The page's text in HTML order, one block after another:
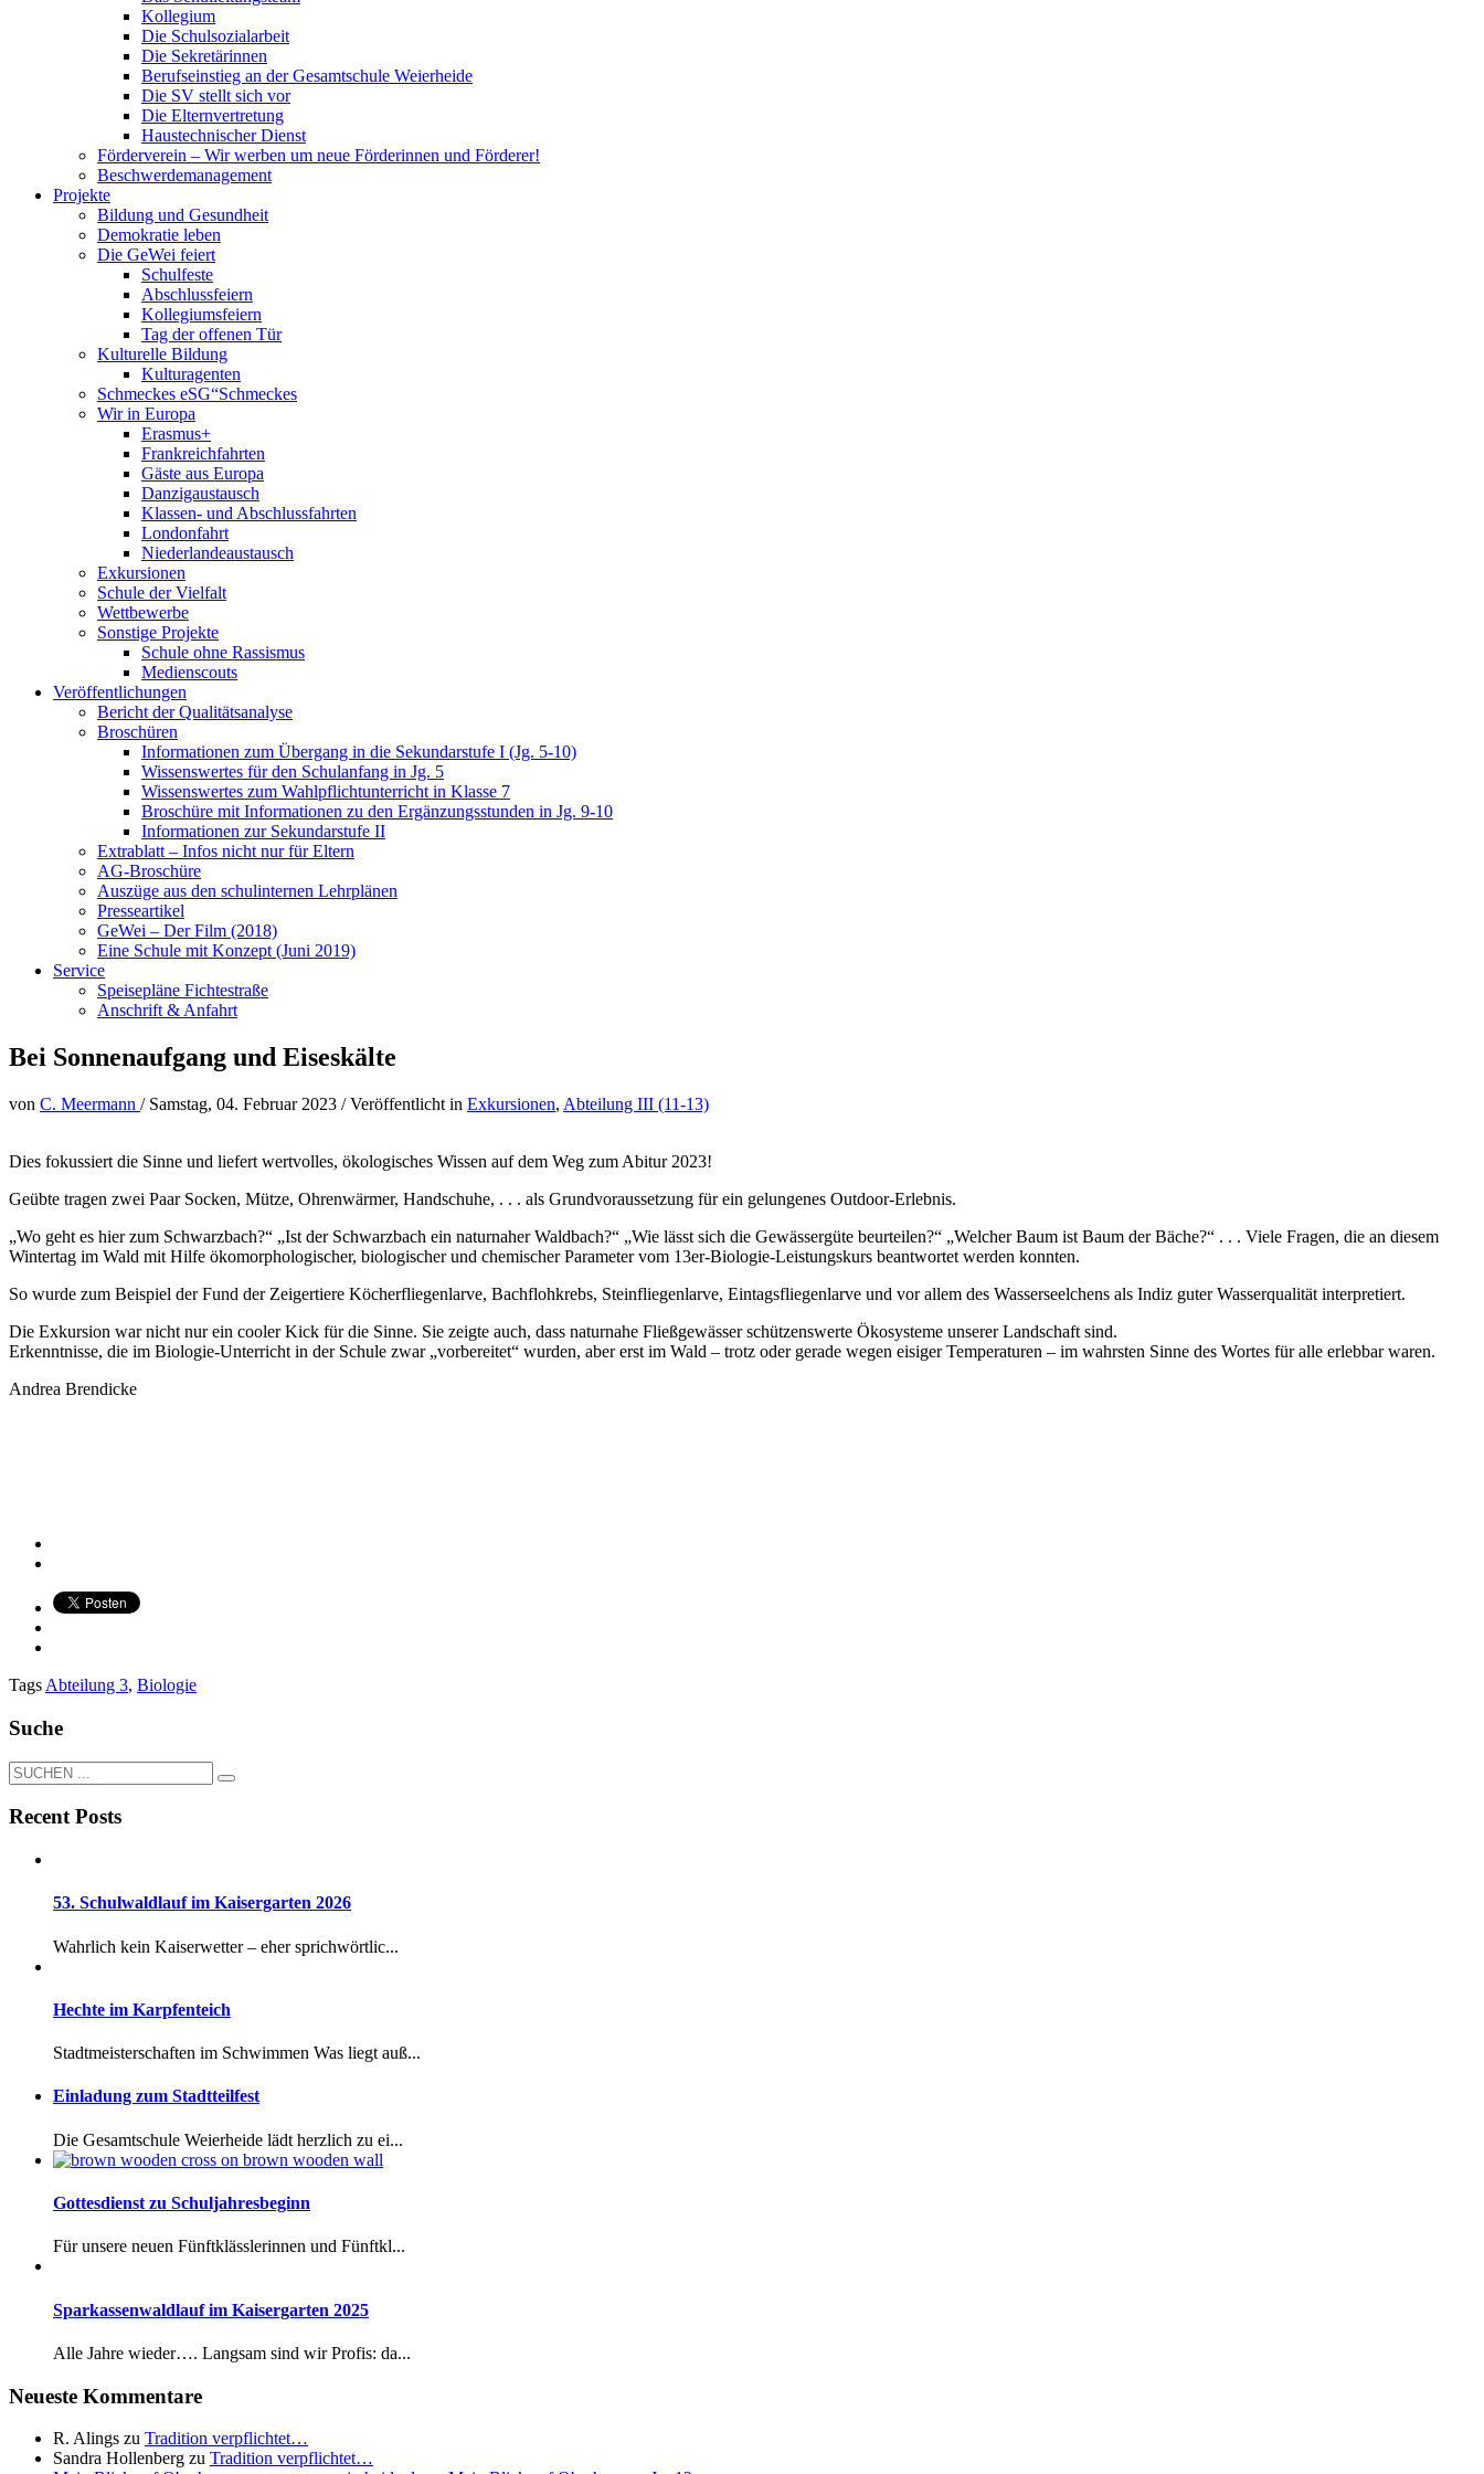
Kollegium
Die Schulsozialarbeit
Die Sekretärinnen
Berufseinstieg an der Gesamtschule Weierheide
Die SV stellt sich vor
Die Elternvertretung
Haustechnischer Dienst
Förderverein – Wir werben um neue Förderinnen und Förderer!
Beschwerdemanagement
Projekte
Bildung und Gesundheit
Demokratie leben
Die GeWei feiert
Schulfeste
Abschlussfeiern
Kollegiumsfeiern
Tag der offenen Tür
Kulturelle Bildung
Kulturagenten
Schmeckes eSG“Schmeckes
Wir in Europa
Erasmus+
Frankreichfahrten
Gäste aus Europa
Danzigaustausch
Klassen- und Abschlussfahrten
Londonfahrt
Niederlandeaustausch
Exkursionen
Schule der Vielfalt
Wettbewerbe
Sonstige Projekte
Schule ohne Rassismus
Medienscouts
Veröffentlichungen
Bericht der Qualitätsanalyse
Broschüren
Informationen zum Übergang in die Sekundarstufe I (Jg. 5-10)
Wissenswertes für den Schulanfang in Jg. 5
Wissenswertes zum Wahlpflichtunterricht in Klasse 7
Broschüre mit Informationen zu den Ergänzungsstunden in Jg. 9-10
Informationen zur Sekundarstufe II
Extrablatt – Infos nicht nur für Eltern
AG-Broschüre
Auszüge aus den schulinternen Lehrplänen
Presseartikel
GeWei – Der Film (2018)
Eine Schule mit Konzept (Juni 2019)
Service
Speisepläne Fichtestraße
Anschrift & Anfahrt
Bei Sonnenaufgang und Eiseskälte
von C. Meermann / Samstag, 04. Februar 2023 /Veröffentlicht in Exkursionen, Abteilung III (11-13)
Dies fokussiert die Sinne und liefert wertvolles, ökologisches Wissen auf dem Weg zum Abitur 2023!
Geübte tragen zwei Paar Socken, Mütze, Ohrenwärmer, Handschuhe, . . . als Grundvoraussetzung für ein gelungenes Outdoor-Erlebnis.
„Wo geht es hier zum Schwarzbach?“ „Ist der Schwarzbach ein naturnaher Waldbach?“ „Wie lässt sich die Gewässergüte beurteilen?“ „Welcher Baum ist Baum der Bäche?“ . . . Viele Fragen, die an diesem
Wintertag im Wald mit Hilfe ökomorphologischer, biologischer und chemischer Parameter vom 13er-Biologie-Leistungskurs beantwortet werden konnten.
So wurde zum Beispiel der Fund der Zeigertiere Köcherfliegenlarve, Bachflohkrebs, Steinfliegenlarve, Eintagsfliegenlarve und vor allem des Wasserseelchens als Indiz guter Wasserqualität interpretiert.
Die Exkursion war nicht nur ein cooler Kick für die Sinne. Sie zeigte auch, dass naturnahe Fließgewässer schützenswerte Ökosysteme unserer Landschaft sind.
Erkenntnisse, die im Biologie-Unterricht in der Schule zwar „vorbereitet“ wurden, aber erst im Wald – trotz oder gerade wegen eisiger Temperaturen – im wahrsten Sinne des Wortes für alle erlebbar waren.
Andrea Brendicke
Tags Abteilung 3, Biologie
Suche
Recent Posts
53. Schulwaldlauf im Kaisergarten 2026
Wahrlich kein Kaiserwetter – eher sprichwörtlic...
Hechte im Karpfenteich
Stadtmeisterschaften im Schwimmen Was liegt auß...
Einladung zum Stadtteilfest
Die Gesamtschule Weierheide lädt herzlich zu ei...
Gottesdienst zu Schuljahresbeginn
Für unsere neuen Fünftklässlerinnen und Fünftkl...
Sparkassenwaldlauf im Kaisergarten 2025
Alle Jahre wieder…. Langsam sind wir Profis: da...
Neueste Kommentare
R. Alings zu Tradition verpflichtet…
Sandra Hollenberg zu Tradition verpflichtet…